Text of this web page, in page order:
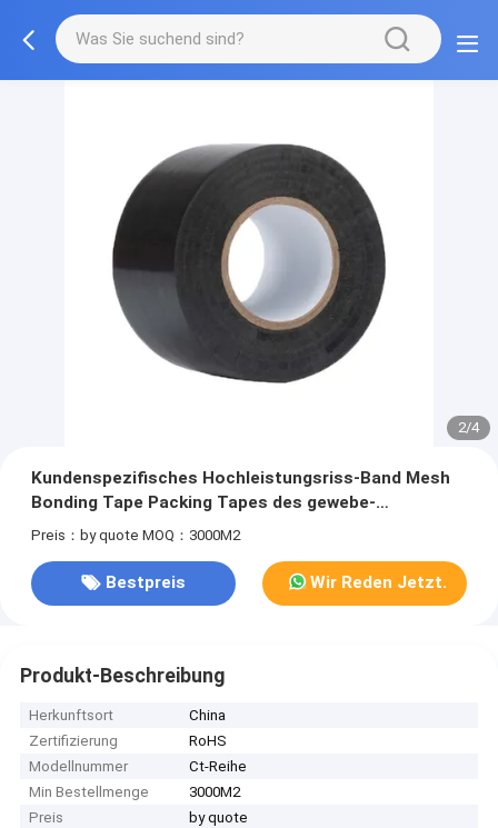
2/4
Kundenspezifisches Hochleistungsriss-Band Mesh
Bonding Tape Packing Tapes des gewebe-
Panzerklebeband-35 einfacher
Preis：by quote MOQ：3000M2
Bestpreis Wir Reden Jetzt.
Produkt-Beschreibung
Herkunftsort
China
Zertifizierung
RoHS
Modellnummer
Ct-Reihe
Min Bestellmenge
3000M2
Preis
by quote